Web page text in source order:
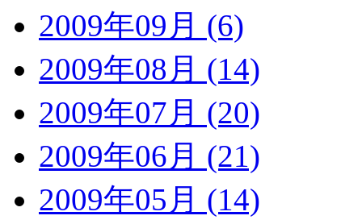
2009年09月 (6)
2009年08月 (14)
2009年07月 (20)
2009年06月 (21)
2009年05月 (14)